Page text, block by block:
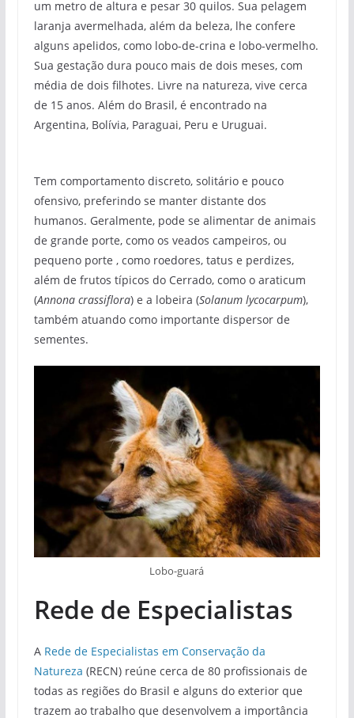
um metro de altura e pesar 30 quilos. Sua pelagem
laranja avermelhada, além da beleza, lhe confere
alguns apelidos, como lobo-de-crina e lobo-vermelho.
Sua gestação dura pouco mais de dois meses, com
média de dois filhotes. Livre na natureza, vive cerca
de 15 anos. Além do Brasil, é encontrado na
Argentina, Bolívia, Paraguai, Peru e Uruguai.
Tem comportamento discreto, solitário e pouco
ofensivo, preferindo se manter distante dos
humanos. Geralmente, pode se alimentar de animais
de grande porte, como os veados campeiros, ou
pequeno porte , como roedores, tatus e perdizes,
além de frutos típicos do Cerrado, como o araticum
(Annona crassiflora) e a lobeira (Solanum lycocarpum),
também atuando como importante dispersor de
sementes.
Lobo-guará
Rede de Especialistas
A Rede de Especialistas em Conservação da
Natureza (RECN) reúne cerca de 80 profissionais de
todas as regiões do Brasil e alguns do exterior que
trazem ao trabalho que desenvolvem a importância